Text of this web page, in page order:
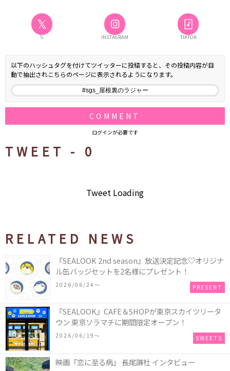
𝕏
𝕏 INSTAGRAM TIKTOK
以下のハッシュタグを付けてツイッターに投稿すると、その投稿内容が自
動で抽出されこちらのページに表示されるようになります。
COMMENT
ログインが必要です
TWEET - 0
Tweet Loading
RELATED NEWS
『SEALOOK 2nd season』放送決定記念♡オリジナ
ル缶バッジセットを2名様にプレゼント！
2026/06/24〜 PRESENT
『SEALOOK』CAFE＆SHOPが東京スカイツリータ
ウン 東京ソラマチに期間限定オープン！
2026/06/19〜 SWEETS
映画『恋に至る病』 長尾謙杜 インタビュー